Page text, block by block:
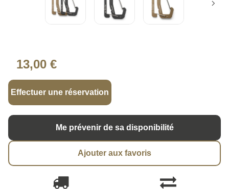
13,00 €
Effectuer une réservation
Me prévenir de sa disponibilité
Ajouter aux favoris